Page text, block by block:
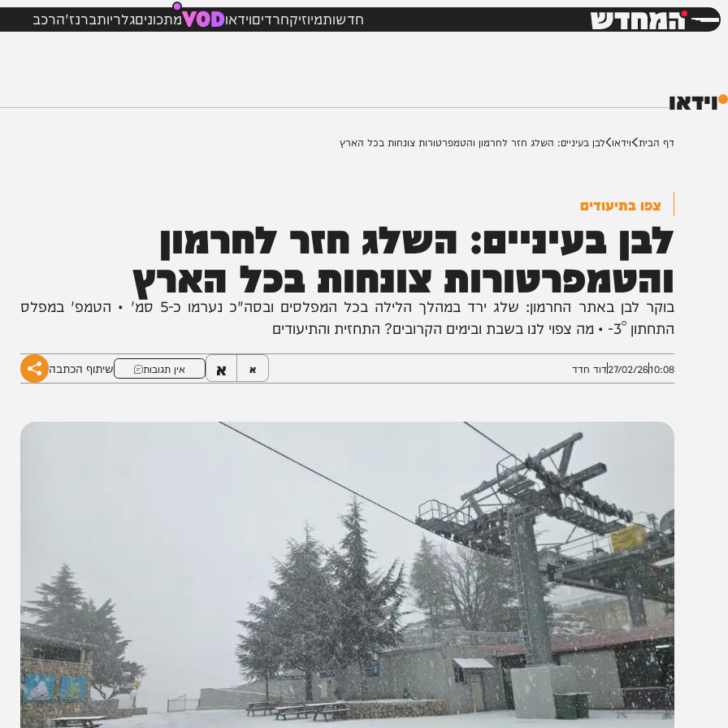
חדשותמיוזיקחרדיםוידאוVODמתכוניםגלריותברנז'הרכב
וידאו לבן בעיניים: השלג חזר לחרמון והטמפרטורות צונחות בכל הארץ
צפו בתיעודים
בעיניים: השלג חזר לחרמון
צונחות בכל הארץ
27/02/26דוד חדד א א אין תגובות שיתוף הכתבה